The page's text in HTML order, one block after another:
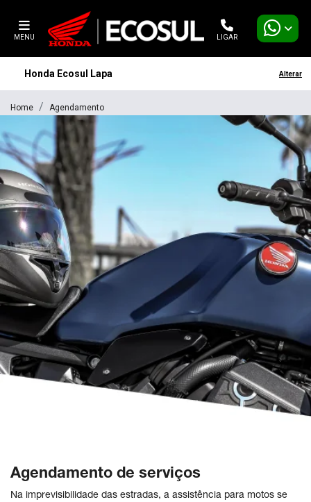
MENU LIGAR
Honda Ecosul Lapa Alterar
Home Agendamento
Agendamento de serviços
Na imprevisibilidade das estradas, a assistência para motos se